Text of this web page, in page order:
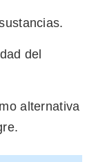
del
alternativa